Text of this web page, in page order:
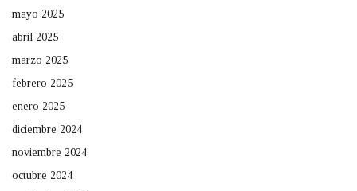
mayo 2025
abril 2025
marzo 2025
febrero 2025
enero 2025
diciembre 2024
noviembre 2024
octubre 2024